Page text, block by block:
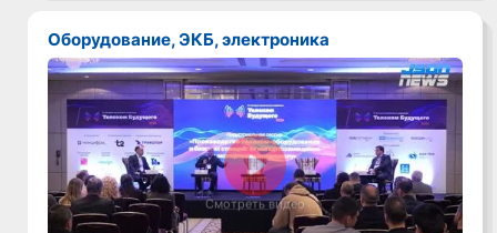
Оборудование, ЭКБ, электроника
Смотреть видео